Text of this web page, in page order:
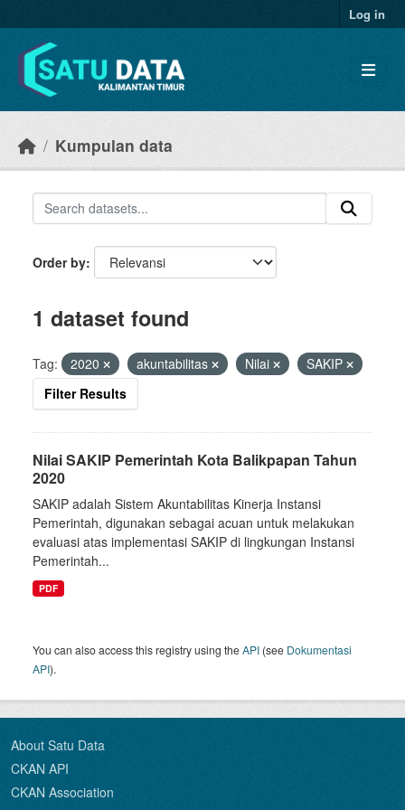
Log in
Kumpulan data
Order by
1 dataset found
Tag: 2020 akuntabilitas Nilai
SAKIP
Filter Results
Nilai SAKIP Pemerintah Kota Balikpapan Tahun
2020
SAKIP adalah Sistem Akuntabilitas Kinerja Instansi
Pemerintah, digunakan sebagai acuan untuk melakukan
evaluasi atas implementasi SAKIP di lingkungan Instansi
Pemerintah...
PDF
You can also access this registry using theAPI (see Dokumentasi
API).
About Satu Data
CKAN API
CKAN Association